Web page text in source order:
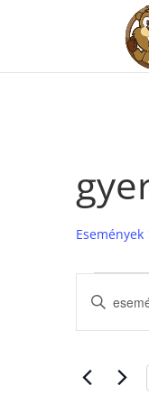
Események
és
Írja
a
Keresse